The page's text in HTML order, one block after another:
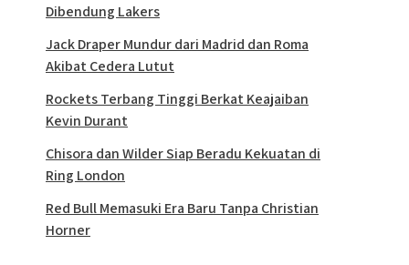
Dibendung Lakers
Jack Draper Mundur dari Madrid dan Roma
Akibat Cedera Lutut
Rockets Terbang Tinggi Berkat Keajaiban
Kevin Durant
Chisora dan Wilder Siap Beradu Kekuatan di
Ring London
Red Bull Memasuki Era Baru Tanpa Christian
Horner